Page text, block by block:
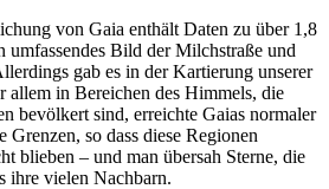
von Gaia enthält Daten zu über 1,8
umfassendes Bild der Milchstraße und
gab es in der Kartierung unserer
allem in Bereichen des Himmels, die
bevölkert sind, erreichte Gaias normaler
Grenzen, so dass diese Regionen
blieben – und man übersah Sterne, die
ihre vielen Nachbarn.